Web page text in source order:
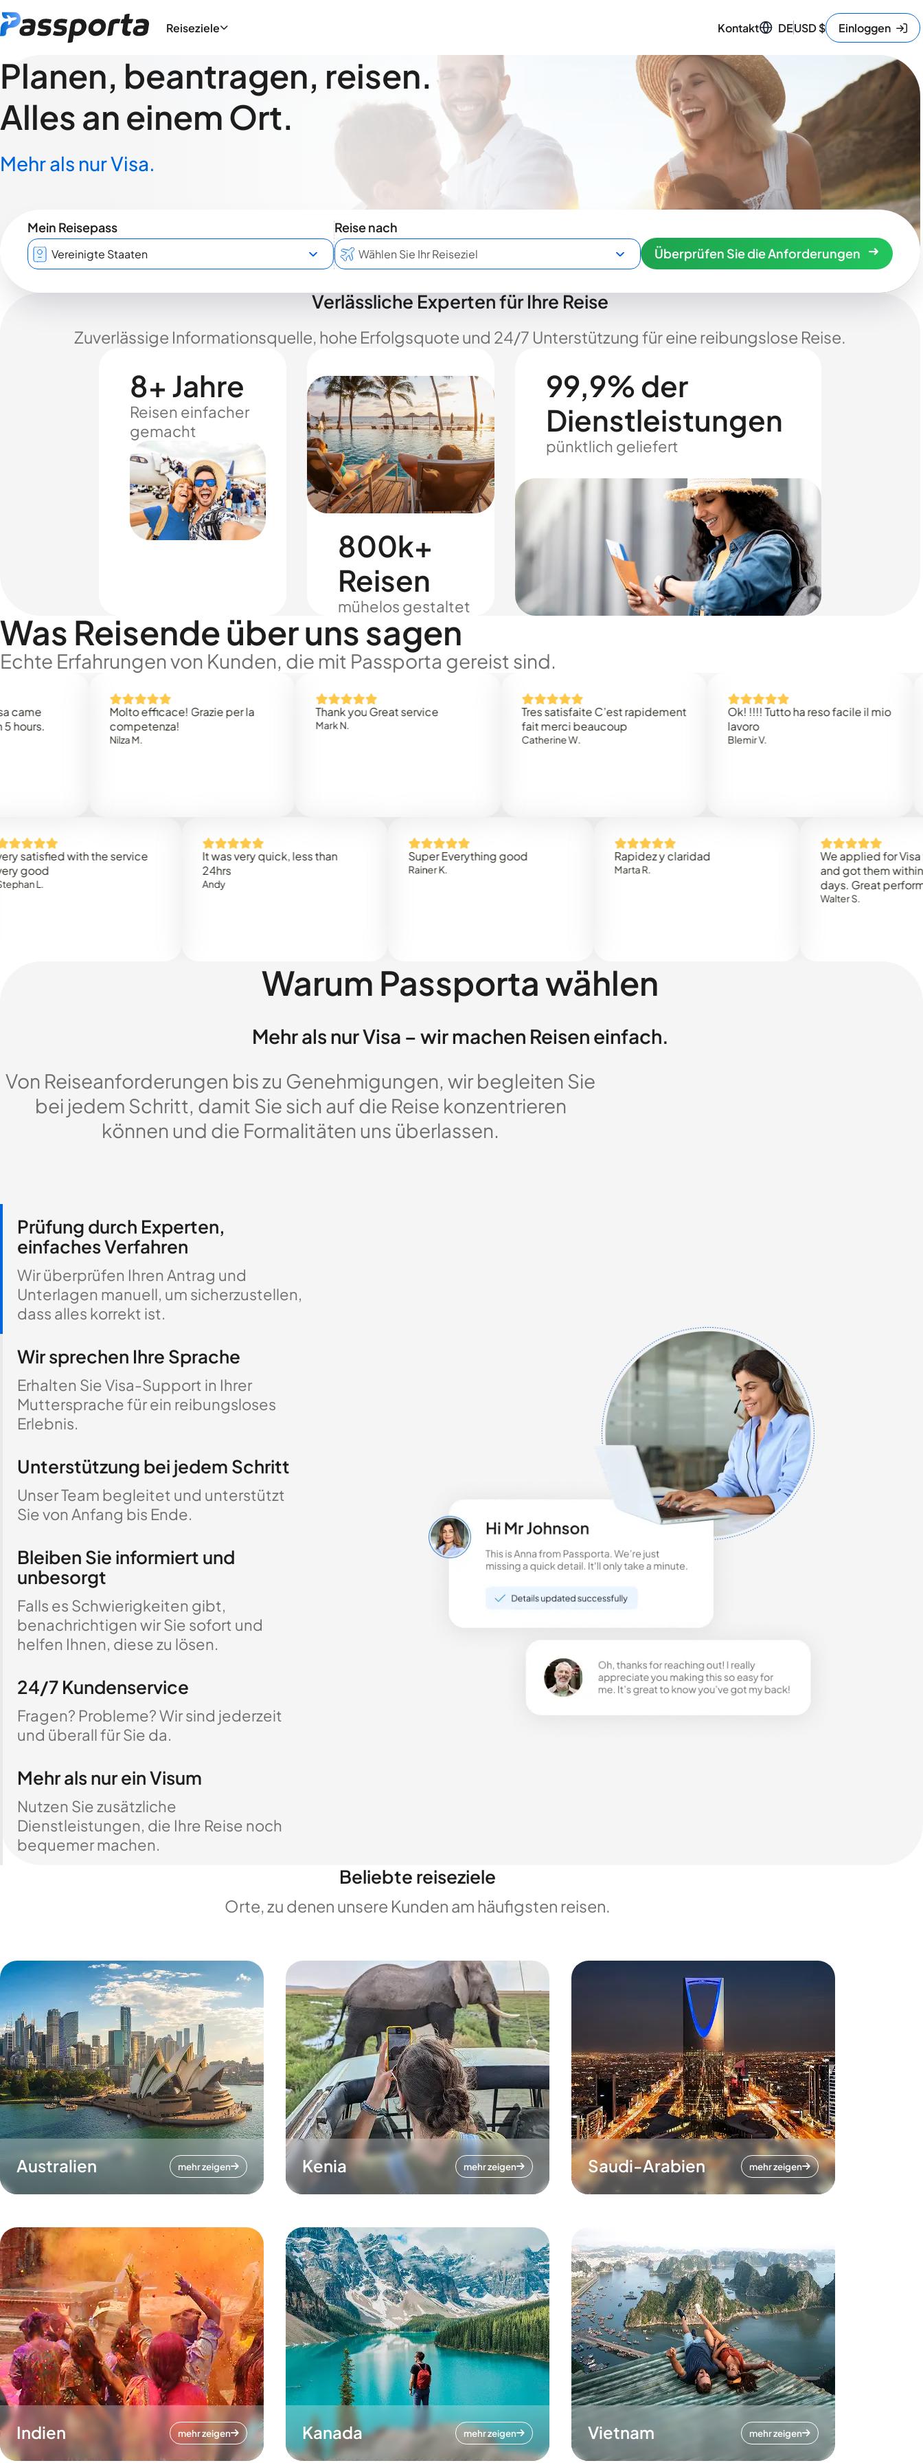
Reiseziele Kontakt DEUSD$ Einloggen
Planen, beantragen, reisen.
Alles an einem Ort.
Mehr als nur Visa.
Mein Reisepass
Reise nach
Überprüfen Sie die Anforderungen
Verlässliche Experten für Ihre Reise
Zuverlässige Informationsquelle, hohe Erfolgsquote und 24/7 Unterstützung für eine reibungslose Reise.
8+ Jahre
Reisen einfacher
gemacht
800k+
Reisen
mühelos gestaltet
99,9% der
Dienstleistungen
pünktlich geliefert
Was Reisende über uns sagen
Echte Erfahrungen von Kunden, die mit Passporta gereist sind.
Molto efficace! Grazie per la
competenza!
Thank you Great service
Tres satisfaite C’est rapidement
fait merci beaucoup
Catherine W.
Ok! !!!! Tutto ha reso facile il mio
with the service
It was very quick, less than
Super Everything good Rapidez y claridad
We applied for Visa to
and got them within 3
days. Great performance!
Walter S.
Warum Passporta wählen
Mehr als nur Visa – wir machen Reisen einfach.
Von Reiseanforderungen bis zu Genehmigungen, wir begleiten Sie
bei jedem Schritt, damit Sie sich auf die Reise konzentrieren
können und die Formalitäten uns überlassen.
Prüfung durch Experten,
einfaches Verfahren
Wir überprüfen Ihren Antrag und
Unterlagen manuell, um sicherzustellen,
dass alles korrekt ist.
Wir sprechen Ihre Sprache
Erhalten Sie Visa-Support in Ihrer
Muttersprache für ein reibungsloses
Erlebnis.
Unterstützung bei jedem Schritt
Unser Team begleitet und unterstützt
Sie von Anfang bis Ende.
Bleiben Sie informiert und
unbesorgt
Falls es Schwierigkeiten gibt,
benachrichtigen wir Sie sofort und
helfen Ihnen, diese zu lösen.
24/7 Kundenservice
Fragen? Probleme? Wir sind jederzeit
und überall für Sie da.
Mehr als nur ein Visum
Nutzen Sie zusätzliche
Dienstleistungen, die Ihre Reise noch
bequemer machen.
Beliebte reiseziele
Orte, zu denen unsere Kunden am häufigsten reisen.
Australien mehr zeigen Kenia mehr zeigen Saudi-Arabien mehr zeigen
Indien mehr zeigen Kanada mehr zeigen Vietnam mehr zeigen